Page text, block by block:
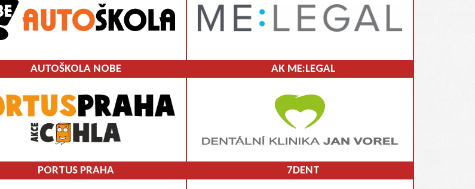
AUTOŠKOLA NOBE AK ME:LEGAL
PORTUS PRAHA 7DENT